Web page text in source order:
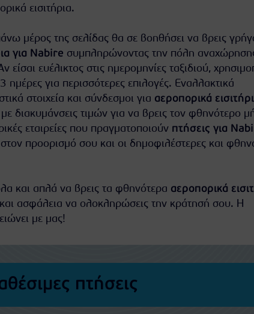
εισιτήρια.
μέρος της σελίδας θα σε βοηθήσει να βρεις
για Nabire συμπληρώνοντας την πόλη αναχώρησης
είσαι ευέλικτος στις ημερομηνίες ταξιδιού,
για περισσότερες επιλογές. Εναλλακτικά
στοιχεία και σύνδεσμοι για αεροπορικά
διακυμάνσεις τιμών για να βρεις τον φθηνότερο
εταιρείες που πραγματοποιούν πτήσεις για
προορισμό σου και οι δημοφιλέστερες και
και απλά να βρεις τα φθηνότερα αεροπορικά
και ασφάλεια να ολοκληρώσεις την κράτησή σου. Η
με μας!
πτήσεις